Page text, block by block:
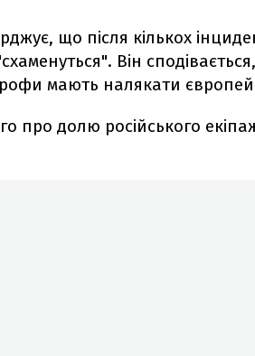
що після кількох
Він
мають налякати
про долю російського